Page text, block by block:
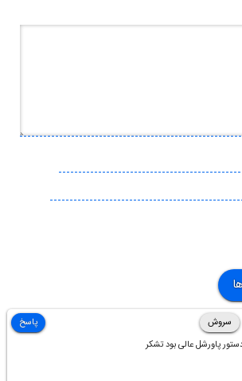
سروش
پاورشل عالی بود تشکر
پاسخ